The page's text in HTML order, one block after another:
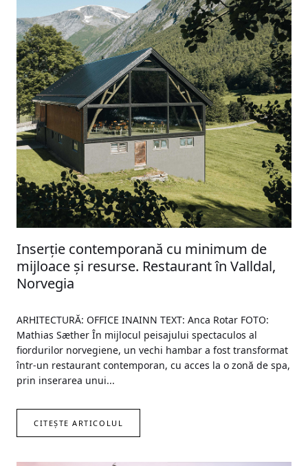
Inserție contemporană cu minimum de
mijloace și resurse. Restaurant în Valldal,
Norvegia
ARHITECTURĂ: OFFICE INAINN TEXT: Anca Rotar FOTO:
Mathias Sæther În mijlocul peisajului spectaculos al
fiordurilor norvegiene, un vechi hambar a fost transformat
într-un restaurant contemporan, cu acces la o zonă de spa,
prin inserarea unui...
CITEȘTE ARTICOLUL